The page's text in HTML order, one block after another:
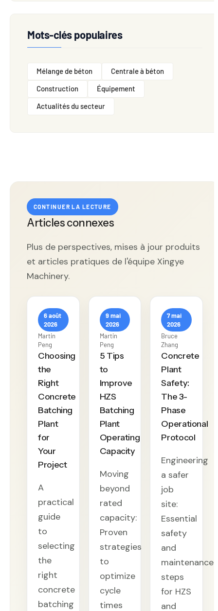
Mots-clés populaires
Mélange de béton
Centrale à béton
Construction
Équipement
Actualités du secteur
CONTINUER LA LECTURE
Articles connexes
Plus de perspectives, mises à jour produits
et articles pratiques de l'équipe Xingye
Machinery.
6 août
2026
Martin
Peng
Choosing
the
Right
Concrete
Batching
Plant
for
Your
Project
A
practical
guide
to
selecting
the
right
concrete
batching
9 mai
2026
Martin
Peng
5 Tips
to
Improve
HZS
Batching
Plant
Operating
Capacity
Moving
beyond
rated
capacity:
Proven
strategies
to
optimize
cycle
times
7 mai
2026
Bruce
Zhang
Concrete
Plant
Safety:
The 3-
Phase
Operational
Protocol
Engineering
a safer
job
site:
Essential
safety
and
maintenance
steps
for HZS
and